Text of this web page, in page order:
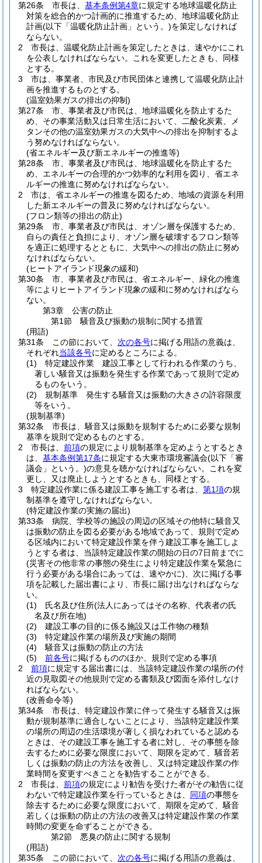
第26条
市長は、 基本条例第4章に規定する地球温暖化防止
対策を総合的かつ計画的に推進するため、地球温暖化防止
計画(以下「温暖化防止計画」という。)を策定しなければ
ならない。
2
市長は、温暖化防止計画を策定したときは、速やかにこれ
を公表しなければならない。
これを変更したときも、同様
とする。
3
市は、事業者、市民及び市民団体と連携して温暖化防止計
画を推進するものとする。
(温室効果ガスの排出の抑制)
第27条
市、事業者及び市民は、地球温暖化を防止するた
め、その事業活動又は日常生活において、二酸化炭素、メ
タンその他の温室効果ガスの大気中への排出を抑制するよ
う努めなければならない。
(省エネルギー及び新エネルギーの推進等)
第28条
市、事業者及び市民は、地球温暖化を防止するた
め、エネルギーの合理的かつ効率的な利用を図り、省エネ
ルギーの推進に努めなければならない。
2
市は、省エネルギーの推進を図るため、地域の資源を利用
した新エネルギーの普及に努めなければならない。
(フロン類等の排出の防止)
第29条
市、事業者及び市民は、オゾン層を保護するため、
自らの責任と負担により、オゾン層を破壊するフロン類等
を適正に処理するとともに、大気中への排出の防止に努め
なければならない。
(ヒートアイランド現象の緩和)
第30条
市、事業者及び市民は、省エネルギー、緑化の推進
等によりヒートアイランド現象の緩和に努めなければなら
ない。
第3章
公害の防止
第1節
騒音及び振動の規制に関する措置
(用語)
第31条
この節において、 次の各号に掲げる用語の意義は、
それぞれ当該各号に定めるところによる。
(1)
特定建設作業 建設工事として行われる作業のうち、
著しい騒音又は振動を発生する作業であって規則で定め
るものをいう。
(2)
規制基準 発生する騒音又は振動の大きさの許容限度
等をいう。
(規制基準)
第32条
市長は、騒音又は振動を規制するために必要な規制
基準を規則で定めるものとする。
2
市長は、 前項の規定により規制基準を定めようとするとき
は、 基本条例第17条に規定する大東市環境審議会(以下「審
議会」という。)の意見を聴かなければならない。
これを変
更し、又は廃止しようとするときも、同様とする。
3
特定建設作業に係る建設工事を施工する者は、 第1項の規
制基準を遵守しなければならない。
(特定建設作業の実施の届出)
第33条
病院、学校等の施設の周辺の区域その他特に騒音又
は振動の防止を図る必要がある地域であって、規則で定め
る区域内において特定建設作業を伴う建設工事を施工しよ
うとする者は、当該特定建設作業の開始の日の7日前までに
(災害その他非常の事態の発生により特定建設作業を緊急に
行う必要がある場合にあっては、速やかに) 、次に掲げる事
項を記載した届出書により、市長に届け出なければならな
い。
(1)
氏名及び住所(法人にあってはその名称、代表者の氏
名及び所在地)
(2)
建設工事の目的に係る施設又は工作物の種類
(3)
特定建設作業の場所及び実施の期間
(4)
騒音又は振動の防止の方法
(5)
前各号に掲げるもののほか、規則で定める事項
2
前項に規定する届出書には、当該特定建設作業の場所の付
近の見取図その他規則で定める書類及び図面を添付しなけ
ればならない。
(改善命令等)
第34条
市長は、特定建設作業に伴って発生する騒音又は振
動が規制基準に適合しないことにより、当該特定建設作業
の場所の周辺の生活環境が著しく損なわれていると認める
ときは、その建設工事を施工する者に対し、その事態を除
去するために必要な限度において、期限を定めて、騒音若
しくは振動の防止の方法を改善し、又は特定建設作業の作
業時間を変更すべきことを勧告することができる。
2
市長は、 前項の規定により勧告を受けた者がその勧告に従
わないで特定建設作業を行っているときは、 同項の事態を
除去するために必要な限度において、期限を定めて、騒音
若しくは振動の防止の方法の改善又は特定建設作業の作業
時間の変更を命ずることができる。
第2節
悪臭の防止に関する規制
(用語)
第35条
この節において、 次の各号に掲げる用語の意義は、